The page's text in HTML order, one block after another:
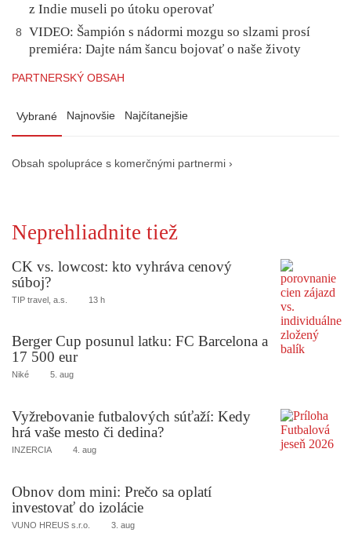
z Indie museli po útoku operovať
8
VIDEO: Šampión s nádormi mozgu so slzami prosí
premiéra: Dajte nám šancu bojovať o naše životy
PARTNERSKÝ OBSAH
Vybrané Najnovšie Najčítanejšie
Obsah spolupráce s komerčnými partnermi ›
Neprehliadnite tiež
CK vs. lowcost: kto vyhráva cenový
súboj?
TIP travel, a.s. 13 h
Berger Cup posunul latku: FC Barcelona a
17 500 eur
Niké 5. aug
Vyžrebovanie futbalových súťaží: Kedy
hrá vaše mesto či dedina?
INZERCIA 4. aug
Obnov dom mini: Prečo sa oplatí
investovať do izolácie
VUNO HREUS s.r.o. 3. aug